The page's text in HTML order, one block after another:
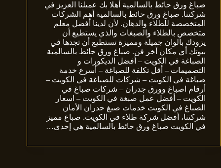
صباغ ورق حائط بالسالمية أهلا بك عميلنا العزيز في
شركتنا. صباغ ورق حائط بالسالمية أهم الشركات
المتخصصة للطلاء والدهان. لأن لدينا أفضل معلم
متخصص بالطلاء والصبغات والذي يستطيع أن
يزودك بألوان جميلة ومميزة تستطيع أن تجدها في
بيوتك أي مكان آخر فن. صباغ ورق حائط بالسالمية
الصباغة في الكويت – أفضل الديكورات و
التصميمات – أقل تكلفة للصباغة – أسرع خدمة
صباغة في الكويت – شركات للصباغة في الكويت –
أرقام اصباغ وورق جدران – شركات صباغ في
الكويت – أفضل عمل صبغة في الكويت – اسعار
الصباغ في الكويت خدمات صبغ جدران الأمان
شركتنا، أفضل شركة طلاء في الكويت. صباغ مميز
في الكويت صباغ ورق حائط بالسالمية هي إحدى…